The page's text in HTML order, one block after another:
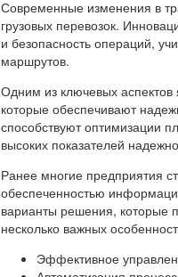
Современные изменения в
грузовых перевозок.
и безопасность операций,
маршрутов.
Одним из ключевых
которые обеспечивают
способствуют оптимизации
высоких показателей
Ранее многие предприятия
обеспеченностью
варианты решения, которые
несколько важных
Эффективное